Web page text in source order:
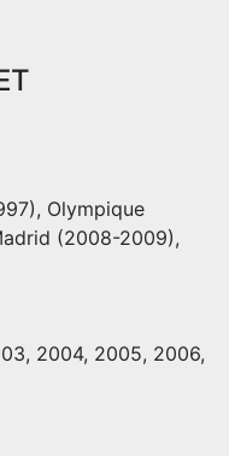
Olympique
(2008-2009),
2004, 2005, 2006,